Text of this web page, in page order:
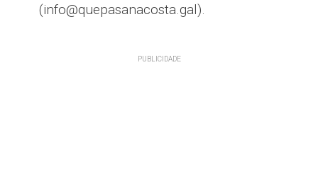
(info@quepasanacosta.gal).